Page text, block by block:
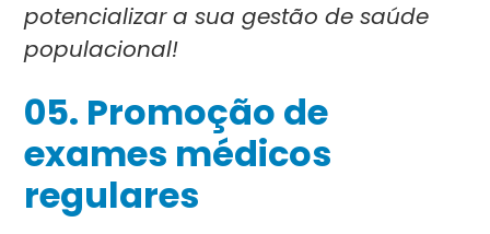
potencializar a sua gestão de saúde
populacional!
05. Promoção de
exames médicos
regulares